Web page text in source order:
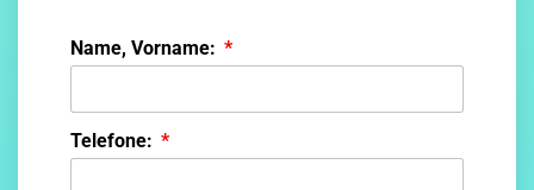
Name, Vorname:
Telefone: